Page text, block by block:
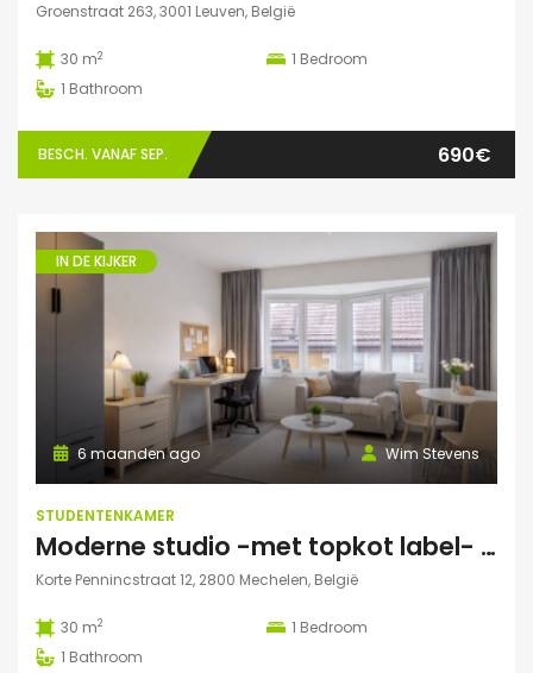
Groenstraat 263, 3001 Leuven, België
30 m2 1 Bedroom
1 Bathroom
BESCH. VANAF SEP. 690€
IN DE KIJKER
Wim Stevens
6 maanden ago
STUDENTENKAMER
Moderne studio -met topkot label- te huur gelegen in hartje Mechelen
Korte Pennincstraat 12, 2800 Mechelen, België
30 m2 1 Bedroom
1 Bathroom